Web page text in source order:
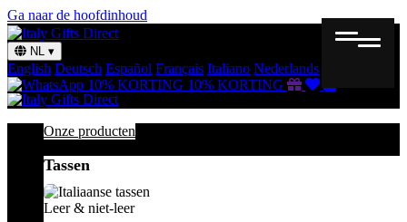
Ga naar de hoofdinhoud
NL ▾
English Deutsch Español Français Italiano Nederlands
10% KORTING 10% KORTING Cadeaubon
Onze producten
Tassen
Leer & niet-leer